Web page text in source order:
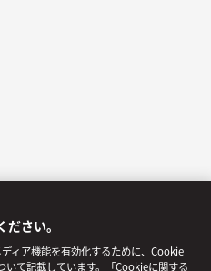
さい。
ィア機能を有効化するために、Cookie
て記載しています。「Cookieに関する